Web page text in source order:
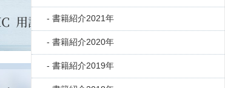
書籍紹介2021年
書籍紹介2020年
書籍紹介2019年